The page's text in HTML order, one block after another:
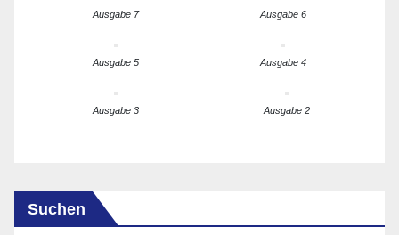
Ausgabe 7 Ausgabe 6
Ausgabe 5 Ausgabe 4
Ausgabe 3 Ausgabe 2
Suchen